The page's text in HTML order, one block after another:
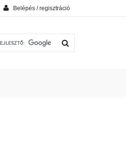
Belépés / regisztráció